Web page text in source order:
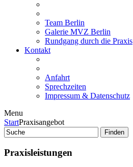
Team Berlin
Galerie MVZ Berlin
Rundgang durch die Praxis
Kontakt
Anfahrt
Sprechzeiten
Impressum & Datenschutz
Menu
StartPraxisangebot
Praxisleistungen